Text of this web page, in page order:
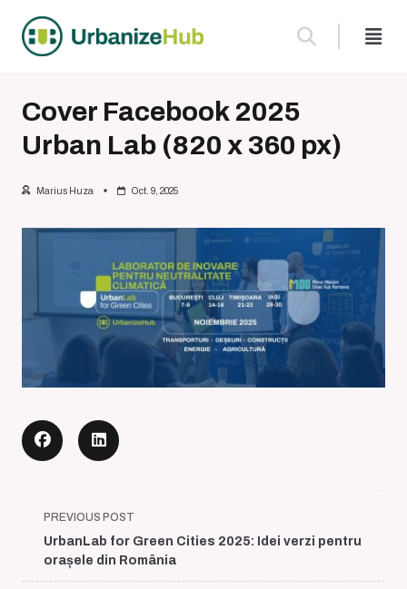
content
Cover Facebook 2025
Urban Lab (820 x 360 px)
Marius Huza Oct. 9, 2025
<span
class="nav-
subtitle
screen-
PREVIOUS POST
UrbanLab for Green Cities 2025: Idei verzi pentru
orașele din România